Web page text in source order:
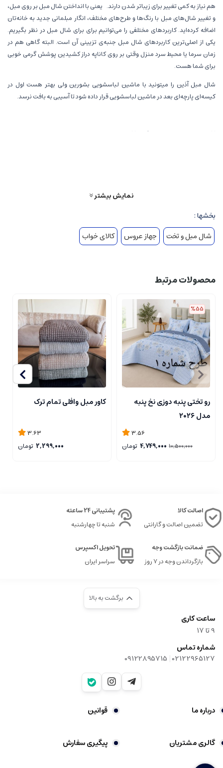
هم نیاز به کمی تغییر برای زیباتر شدن دارند. یعنی با انداختن شال مبل بر روی مبل،
و تغییر شال‌های مبل با رنگ‌ها و طرح‌های مختلف، انگار مبلمانی جدید به خانه‌تان
اضافه کرده‌اید. کاربردهای مختلفی را می‌توانیم برای برای شال مبل در نظر بگیریم.
یکی از اصلی‌ترین کاربردهای شال مبل جنبه‌ی تزیینی آن است. البته گاهی هم در
زمان سرما یا محیط سرد منزل وقتی بر روی کاناپه دراز کشیدین پوشش گرمی خوبی
برای شما هست.
شال مبل آذین را میتونید با ماشین لباسشویی بشورین ولی بهتر هست اول در
کیسه‌ای پارچه‌ای بعد در ماشین لباسشویی قرار داده شود تا آسیبی به بافت نرسد.
نمایش بیشتر
بخشها :
شال مبل و تخت
جهاز عروس کالای خواب
محصولات مرتبط
%55
رو تختی پنبه دوزی نخ پنبه
مدل ۲۰۲۶
3.56
10,500,000
4,749,000 تومان
کاور مبل وافلی تمام ترک
3.63
2,299,000 تومان
اصالت کالا
تضمین اصالت و گارانتی
پشتیبانی 24 ساعته
شنبه تا چهارشنبه
ضمانت بازگشت وجه
بازگرداندن وجه در ۷ روز
تحویل اکسپرس
سراسر ایران
برگشت به بالا
ساعت کاری
9‌ تا ۱۷
شماره تماس
02122965127
|
09122895715
درباره ما قوانین
گالری مشتریان پیگیری سفارش